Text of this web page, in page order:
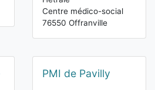
Centre médico-social
76550 Offranville
PMI de Pavilly